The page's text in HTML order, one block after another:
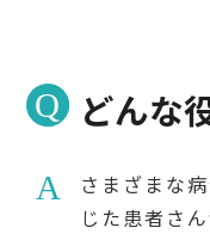
どんな
さまざまな
じた患者さ